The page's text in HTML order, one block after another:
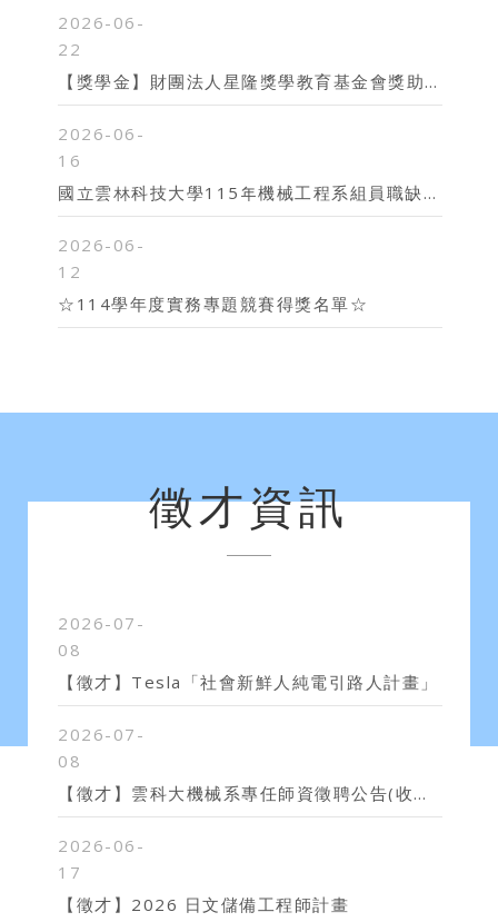
2026-06-
22
【獎學金】財團法人星隆獎學教育基金會獎助學金
2026-06-
16
國立雲林科技大學115年機械工程系組員職缺甄選結果公告
2026-06-
12
☆114學年度實務專題競賽得獎名單☆
徵才資訊
2026-07-
08
【徵才】Tesla「社會新鮮人純電引路人計畫」
2026-07-
08
【徵才】雲科大機械系專任師資徵聘公告(收件截止日1150930)
2026-06-
17
【徵才】2026 日文儲備工程師計畫